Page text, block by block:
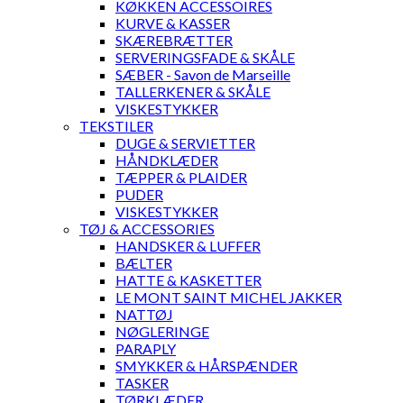
KØKKEN ACCESSOIRES
KURVE & KASSER
SKÆREBRÆTTER
SERVERINGSFADE & SKÅLE
SÆBER - Savon de Marseille
TALLERKENER & SKÅLE
VISKESTYKKER
TEKSTILER
DUGE & SERVIETTER
HÅNDKLÆDER
TÆPPER & PLAIDER
PUDER
VISKESTYKKER
TØJ & ACCESSORIES
HANDSKER & LUFFER
BÆLTER
HATTE & KASKETTER
LE MONT SAINT MICHEL JAKKER
NATTØJ
NØGLERINGE
PARAPLY
SMYKKER & HÅRSPÆNDER
TASKER